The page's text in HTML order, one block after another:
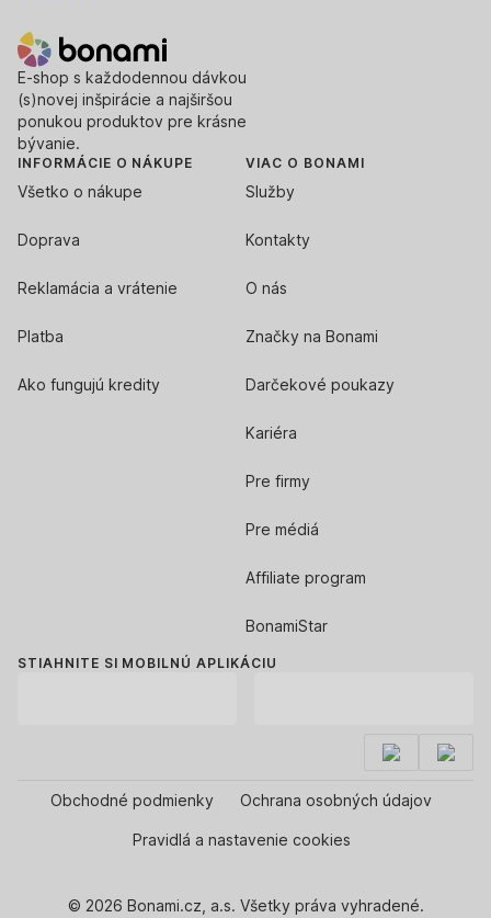
E-shop s každodennou dávkou
(s)novej inšpirácie a najširšou
ponukou produktov pre krásne
bývanie.
INFORMÁCIE O NÁKUPE
Všetko o nákupe
Doprava
Reklamácia a vrátenie
Platba
Ako fungujú kredity
VIAC O BONAMI
Služby
Kontakty
O nás
Značky na Bonami
Darčekové poukazy
Kariéra
Pre firmy
Pre médiá
Affiliate program
BonamiStar
STIAHNITE SI MOBILNÚ APLIKÁCIU
Obchodné podmienky Ochrana osobných údajov
Pravidlá a nastavenie cookies
© 2026 Bonami.cz, a.s. Všetky práva vyhradené.